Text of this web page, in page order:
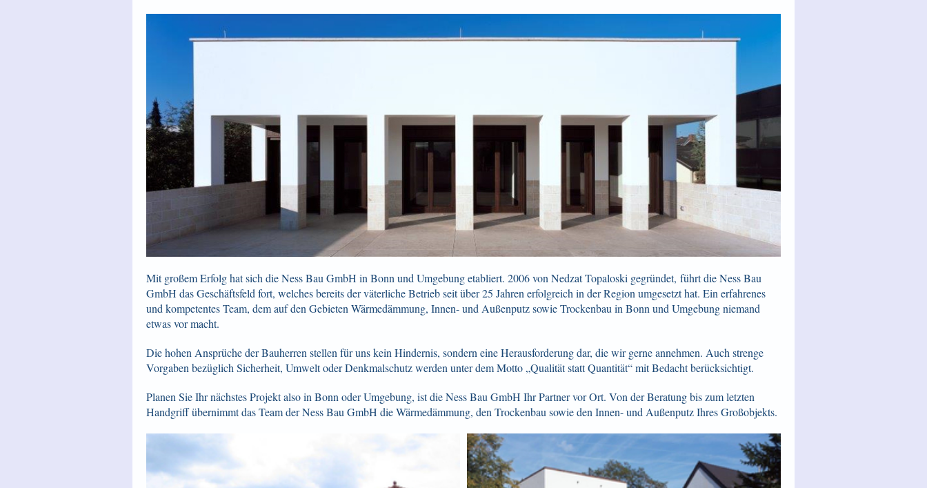
Mit großem Erfolg hat sich die Ness Bau GmbH in Bonn und Umgebung etabliert. 2006 von NedzatTopaloski gegründet, führt die Ness Bau
GmbH das Geschäftsfeld fort, welches bereits der väterliche Betrieb seit über 25 Jahren erfolgreich in der Region umgesetzt hat. Ein erfahrenes
und kompetentes Team, dem auf den Gebieten Wärmedämmung, Innen- und Außenputz sowie Trockenbau in Bonn und Umgebung niemand
etwas vor macht.
Die hohen Ansprüche der Bauherren stellen für uns kein Hindernis, sondern eine Herausforderungdar, die wir gerne annehmen. Auch strenge
Vorgaben bezüglich Sicherheit, Umwelt oderDenkmalschutz werden unter dem Motto „Qualität statt Quantität“ mit Bedacht berücksichtigt.
Planen Sie Ihr nächstes Projekt also in Bonn oder Umgebung, ist die Ness Bau GmbH Ihr Partnervor Ort. Von der Beratung bis zum letzten
Handgriff übernimmt das Team der Ness Bau GmbH dieWärmedämmung, den Trockenbau sowie den Innen- und Außenputz Ihres Großobjekts.